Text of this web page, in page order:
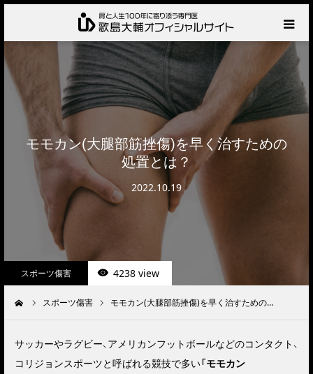
モモカン(大腿部筋挫傷)を早く治すための
処置とは？
2022.10.19
スポーツ傷害 4238 view
スポーツ傷害 モモカン(大腿部筋挫傷)を早く治すための…
サッカーやラグビー、アメリカンフットボールなどのコンタクト、
コリジョンスポーツと呼ばれる競技で多い「モモカン
HOME
プロフィール
サービス
肩の診察・相談の流れ
お知らせ
BLOG
お問い合わせ